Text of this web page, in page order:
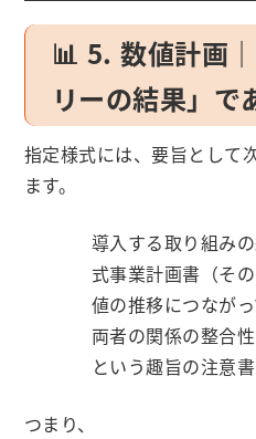
📊 5. 数値計画
リーの結果」で
指定様式には、要旨として
ます。
導入する取り組み
式事業計画書（そ
値の推移につながっ
両者の関係の整合
という趣旨の注意
つまり、